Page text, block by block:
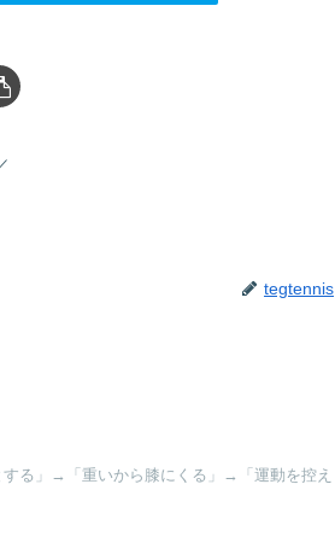
tegtennis
する」→「重いから膝にくる」→「運動を控え